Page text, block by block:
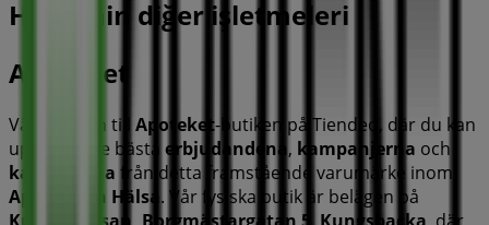
Hälsa'nin diğer işletmeleri
Apoteket
Välkommen till Apoteket-butiken på Tiendeo, där du kan
upptäcka de bästa erbjudandena , kampanjerna och
katalogerna från detta framstående varumärke inom
Apotek och Hälsa . Vår fysiska butik är belägen på